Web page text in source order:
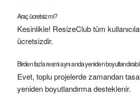
Araç ücretsiz mi?
Kesinlikle! ResizeClub tüm
ücretsizdir.
Birden fazla resmi aynı anda yeniden
Evet, toplu projelerde zamandan
yeniden boyutlandırma desteklenir.